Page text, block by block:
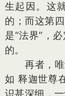
生起因。这
的；而这第
是“法界”，
的。
再者，唯
如 释迦世尊
识甚深细，